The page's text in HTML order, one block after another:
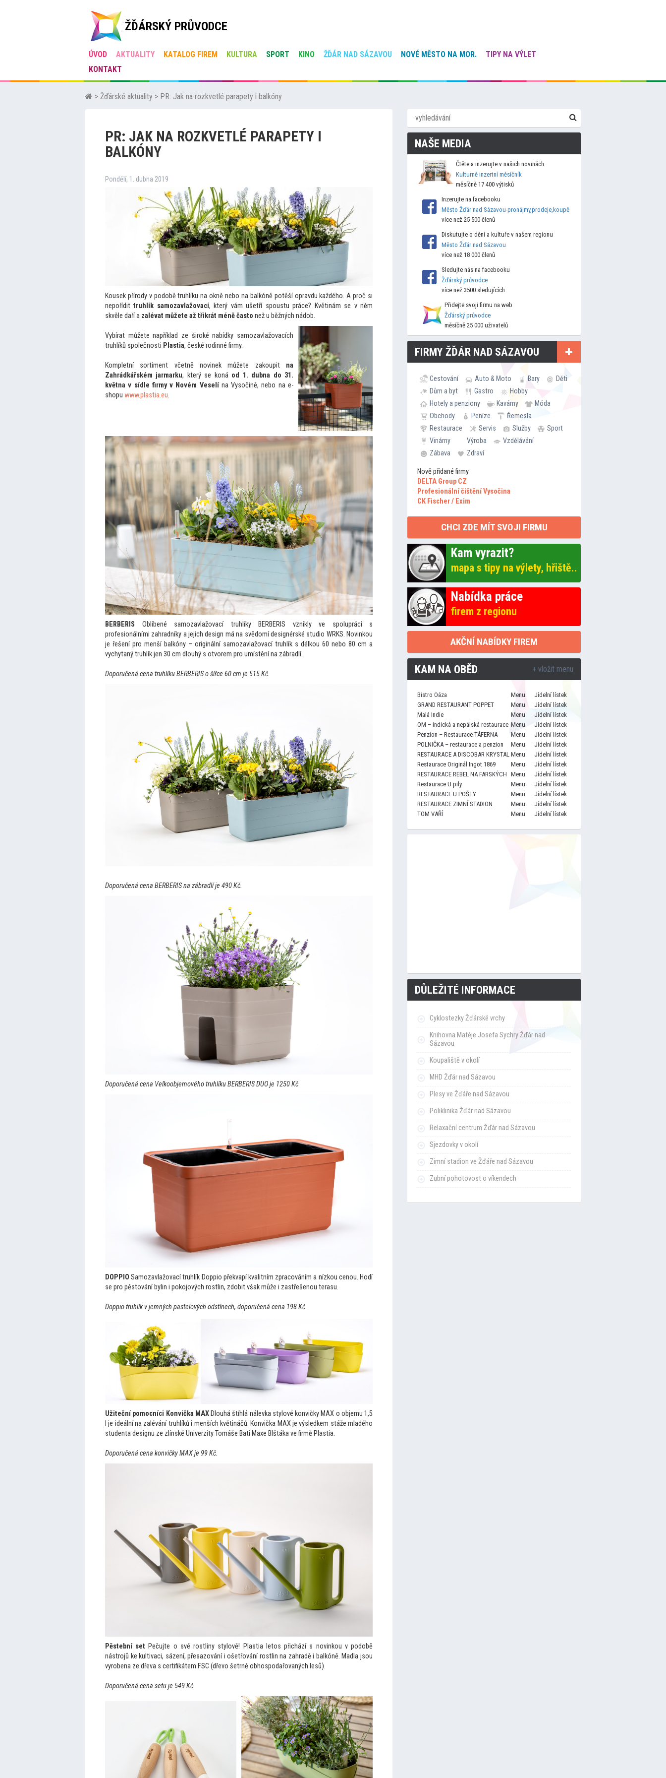
ŽĎÁRSKÝ PRŮVODCE
ÚVOD AKTUALITY KATALOG FIREM KULTURA SPORT KINO ŽĎÁR NAD SÁZAVOU NOVÉ MĚSTO NA MOR.
TIPY NA VÝLET
KONTAKT
> Žďárské aktuality > PR: Jak na rozkvetlé parapety i balkóny
PR: JAK NA ROZKVETLÉ PARAPETY I
BALKÓNY
Pondělí, 1. dubna 2019
Kousek přírody v podobě truhlíku na okně nebo na balkóně potěší opravdu každého. A proč si
nepořídit truhlík samozavlažovací, který vám ušetří spoustu práce? Květinám se v něm
skvěle daří a zalévat můžete až třikrát méně často než u běžných nádob.
Vybírat můžete například ze široké nabídky samozavlažovacích
truhlíků společnosti Plastia, české rodinné firmy.
Kompletní sortiment včetně novinek můžete zakoupit na
Zahrádkářském jarmarku, který se koná od 1. dubna do 31.
května v sídle firmy v Novém Veselína Vysočině, nebo na e-
shopu www.plastia.eu.
BERBERIS Oblíbené samozavlažovací truhlíky BERBERIS vznikly ve spolupráci s
profesionálními zahradníky a jejich design má na svědomí designérské studio WRKS. Novinkou
je řešení pro menší balkóny – originální samozavlažovací truhlík s délkou 60 nebo 80 cm a
vychytaný truhlík jen 30 cm dlouhý s otvorem pro umístění na zábradlí.
Doporučená cena truhlíku BERBERIS o šířce 60 cm je 515 Kč.
Doporučená cena BERBERIS na zábradlí je 490 Kč.
Doporučená cena Velkoobjemového truhlíku BERBERIS DUO je 1250 Kč
DOPPIO Samozavlažovací truhlík Doppio překvapí kvalitním zpracováním a nízkou cenou. Hodí
se pro pěstování bylin i pokojových rostlin, zdobit však může i zastřešenou terasu.
Doppio truhlík v jemných pastelových odstínech, doporučená cena 198 Kč.
Užiteční pomocníci Konvička MAXDlouhá štíhlá nálevka stylové konvičky MAX o objemu 1,5
l je ideální na zalévání truhlíků i menších květináčů. Konvička MAX je výsledkem stáže mladého
studenta designu ze zlínské Univerzity Tomáše Bati Maxe Blštáka ve firmě Plastia.
Doporučená cena konvičky MAX je 99 Kč.
Pěstební set Pečujte o své rostliny stylově! Plastia letos přichází s novinkou v podobě
nástrojů ke kultivaci, sázení, přesazování i ošetřování rostlin na zahradě i balkóně. Madla jsou
vyrobena ze dřeva s certifikátem FSC (dřevo šetrně obhospodařovaných lesů).
Doporučená cena setu je 549 Kč.
NAŠE MEDIA
Čtěte a inzerujte v našich novinách
Kulturně inzertní měsíčník
měsíčně 17 400 výtisků
Inzerujte na facebooku
Město Žďár nad Sázavou-pronájmy,prodeje,koupě
více než 25 500 členů
Diskutujte o dění a kultuře v našem regionu
Město Žďár nad Sázavou
více než 18 000 členů
Sledujte nás na facebooku
Žďárský průvodce
více než 3500 sledujících
Přidejte svoji firmu na web
Žďárský průvodce
měsíčně 25 000 uživatelů
FIRMY ŽĎÁR NAD SÁZAVOU
Cestování Auto & Moto Bary
Děti
Dům a byt
Gastro
Hobby
Hotely a penziony
Kavárny
Móda
Obchody
Peníze
Řemesla
Restaurace
Servis Služby
Sport
Vinárny
Výroba
Vzdělávání
Zábava
Zdraví
Nově přidané firmy
DELTA Group CZ
Profesionální čištění Vysočina
CK Fischer / Exim
CHCI ZDE MÍT SVOJI FIRMU
Kam vyrazit?
mapa s tipy na výlety, hřiště..
Nabídka práce
firem z regionu
AKČNÍ NABÍDKY FIREM
KAM NA OBĚD + vložit menu
Bistro Oáza Menu
Jídelní lístek
GRAND RESTAURANT POPPET
Menu
Jídelní lístek
Malá Indie
Menu
Jídelní lístek
OM – indická a nepálská restaurace Menu
Jídelní lístek
Penzion – Restaurace TÁFERNA
Menu
Jídelní lístek
POLNIČKA – restaurace a penzion
Menu
Jídelní lístek
RESTAURACE A DISCOBAR KRYSTAL Menu
Jídelní lístek
Restaurace Originál Ingot 1869
Menu
Jídelní lístek
RESTAURACE REBEL NA FARSKÝCH Menu
Jídelní lístek
Restaurace U pily
Menu
Jídelní lístek
RESTAURACE U POŠTY
Menu
Jídelní lístek
RESTAURACE ZIMNÍ STADION
Menu
Jídelní lístek
TOM VAŘÍ
Menu Jídelní lístek
DŮLEŽITÉ INFORMACE
Cyklostezky Žďárské vrchy
Knihovna Matěje Josefa Sychry Žďár nad
Sázavou
Koupaliště v okolí
MHD Žďár nad Sázavou
Plesy ve Žďáře nad Sázavou
Poliklinika Žďár nad Sázavou
Relaxační centrum Žďár nad Sázavou
Sjezdovky v okolí
Zimní stadion ve Žďáře nad Sázavou
Zubní pohotovost o víkendech